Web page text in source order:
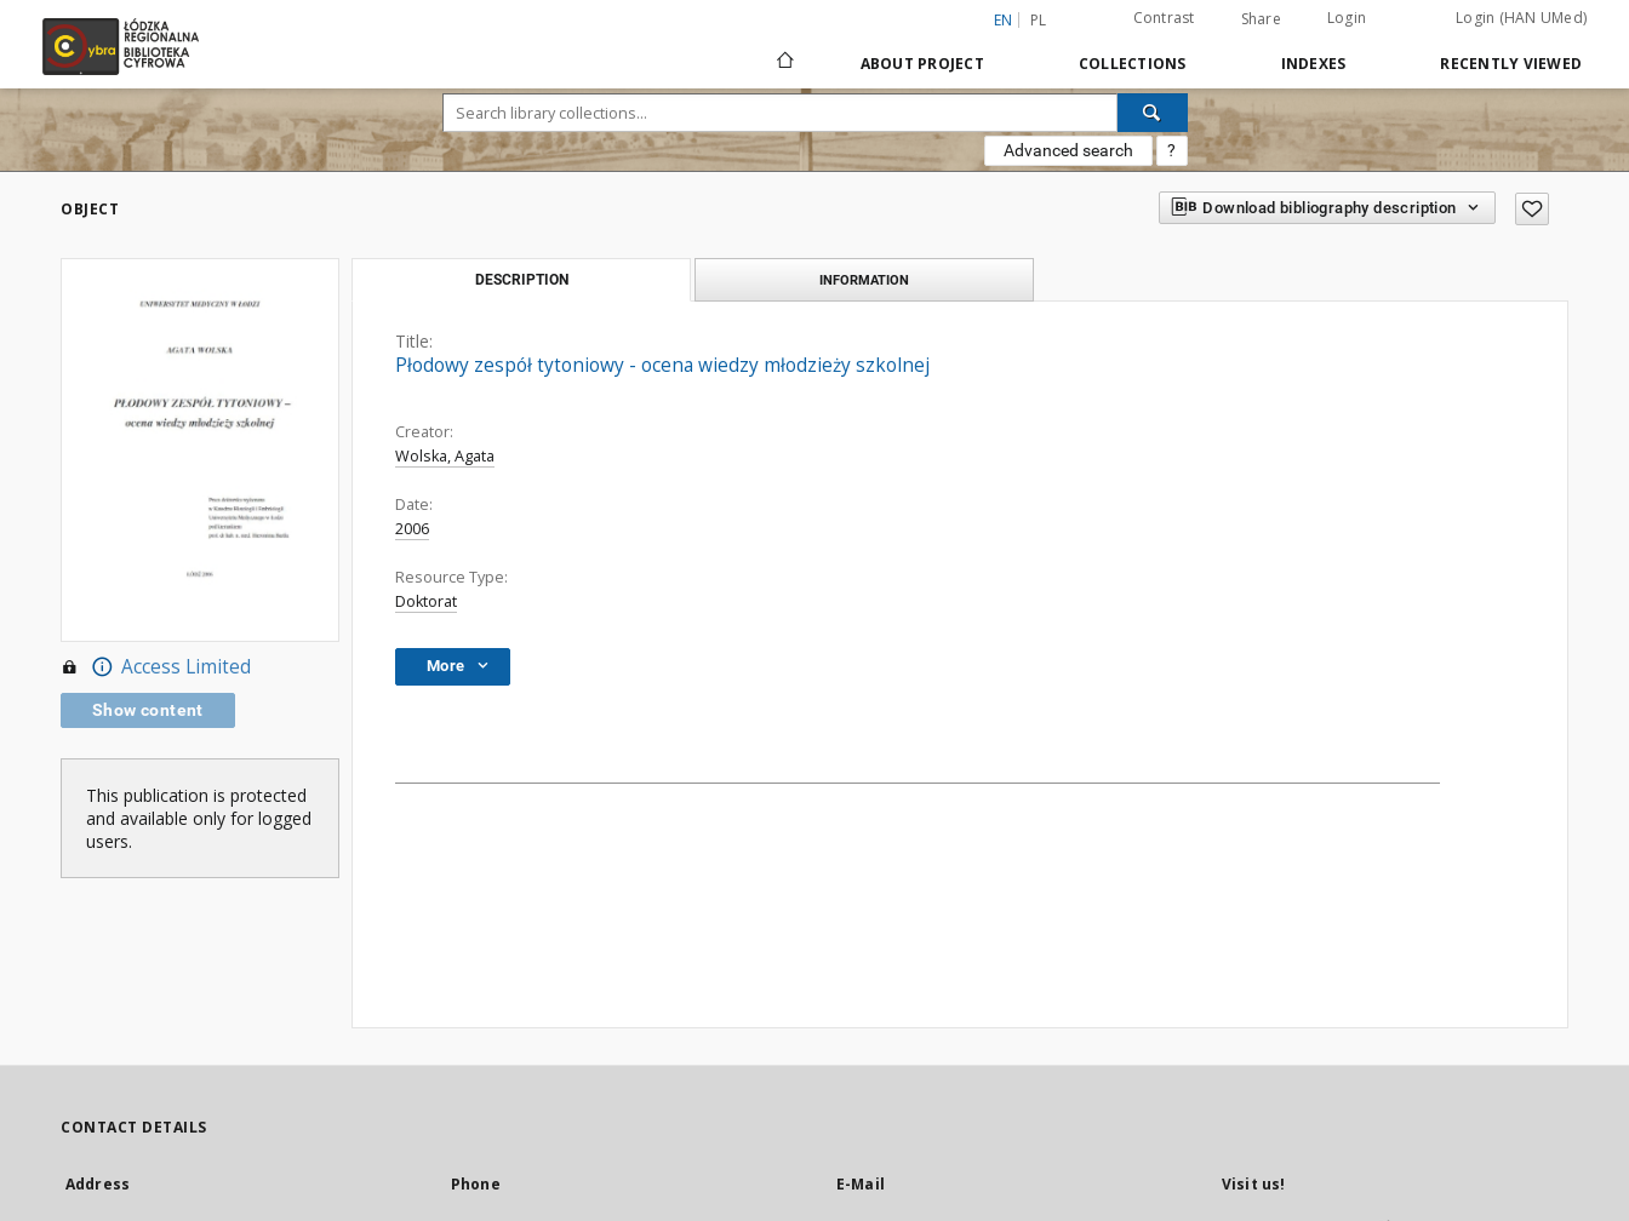
EN PL Contrast Share Login Login (HAN UMed)
ABOUT PROJECT COLLECTIONS INDEXES RECENTLY VIEWED
Advanced search ?
OBJECT Download bibliography description
Access Limited
Show content
This publication is protected
and available only for logged
users.
DESCRIPTION INFORMATION
Title:
Płodowy zespół tytoniowy - ocena wiedzy młodzieży szkolnej
Creator:
Wolska, Agata
Date:
2006
Resource Type:
Doktorat
More
CONTACT DETAILS
Address Phone E-Mail Visit us!